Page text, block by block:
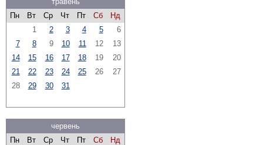
Пн
Вт Ср Чт Пт Сб
Нд
1
2 3 4 5
6
7
8 9 10 11 12
13
14
15 16 17 18 19
20
21
22 23 24 25 26
27
28
29 30 31
червень
Пн
Вт Ср Чт Пт Сб
Нд